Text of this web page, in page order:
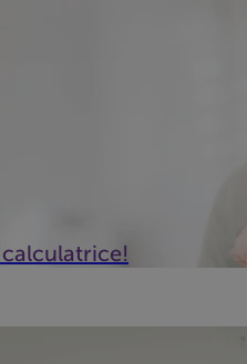
temps, vos factures